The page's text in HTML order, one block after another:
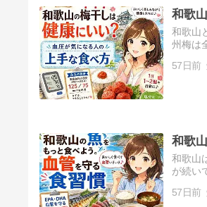
和歌
和歌山
州梅は
57日前
和歌
和歌山
が続い
57日前